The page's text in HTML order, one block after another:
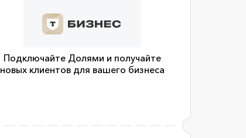
Подключайте Долями и получайте
новых клиентов для вашего бизнеса